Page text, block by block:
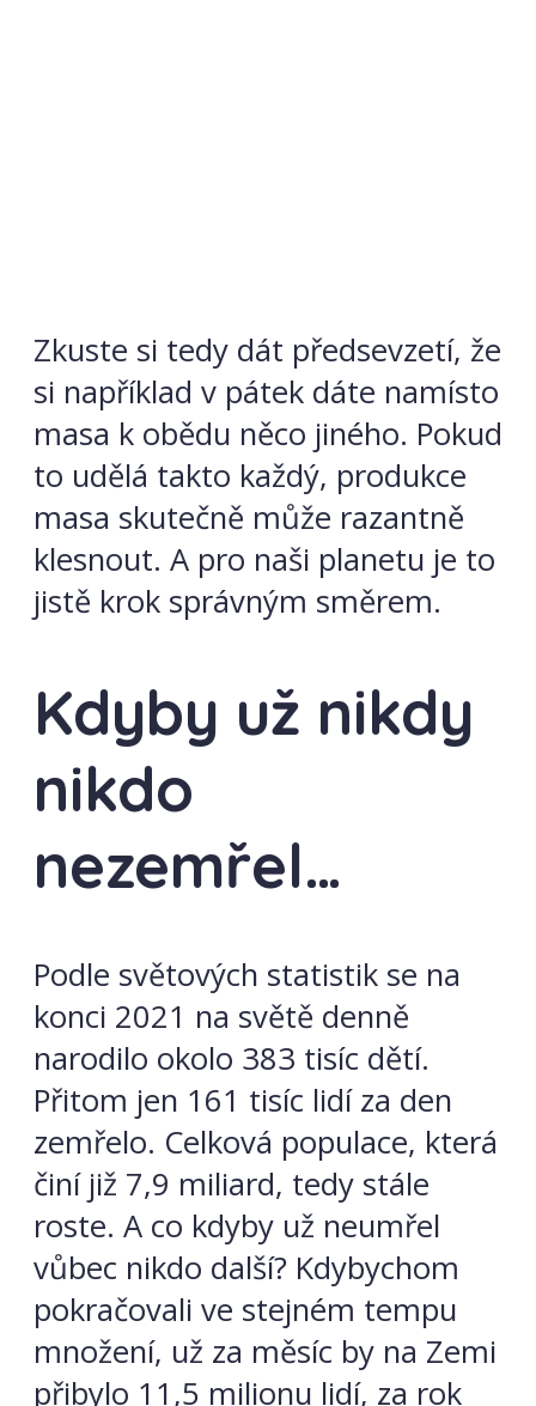
Zkuste si tedy dát předsevzetí, že
si například v pátek dáte namísto
masa k obědu něco jiného. Pokud
to udělá takto každý, produkce
masa skutečně může razantně
klesnout. A pro naši planetu je to
jistě krok správným směrem.
Kdyby už nikdy
nikdo
nezemřel…
Podle světových statistik se na
konci 2021 na světě denně
narodilo okolo 383 tisíc dětí.
Přitom jen 161 tisíc lidí za den
zemřelo. Celková populace, která
činí již 7,9 miliard, tedy stále
roste. A co kdyby už neumřel
vůbec nikdo další? Kdybychom
pokračovali ve stejném tempu
množení, už za měsíc by na Zemi
přibylo 11,5 milionu lidí, za rok